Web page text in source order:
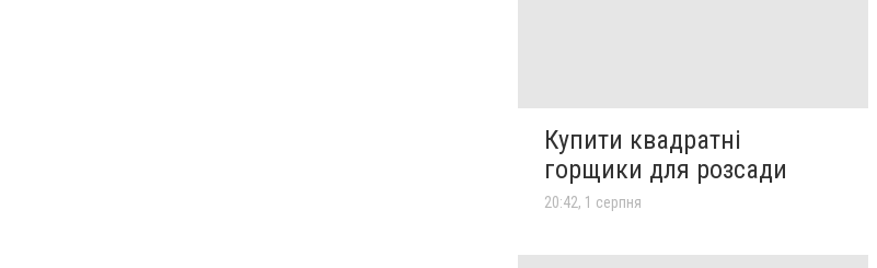
Купити квадратні
горщики для розсади
20:42, 1 серпня